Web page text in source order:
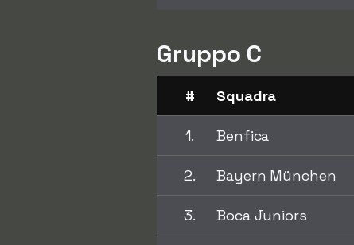
Gruppo C
# Squadra
1. Benfica
2. Bayern München
3. Boca Juniors